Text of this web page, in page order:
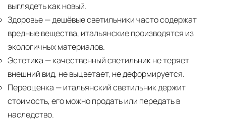
выглядеть как новый.
Здоровье— дешёвые светильники часто содержат
вредные вещества, итальянские производятся из
экологичных материалов.
Эстетика — качественный светильник не теряет
внешний вид, не выцветает, не деформируется.
Переоценка — итальянский светильник держит
стоимость, его можно продать или передать в
наследство.